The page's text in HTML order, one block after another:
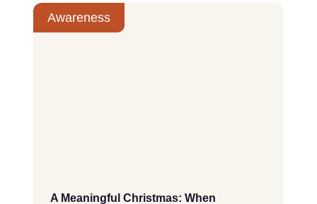
Awareness
A Meaningful Christmas: When